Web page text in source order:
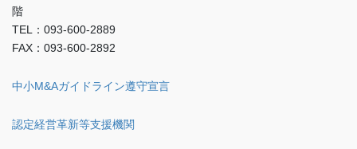
階
TEL：093-600-2889
FAX：093-600-2892
中小M&Aガイドライン遵守宣言
認定経営革新等支援機関